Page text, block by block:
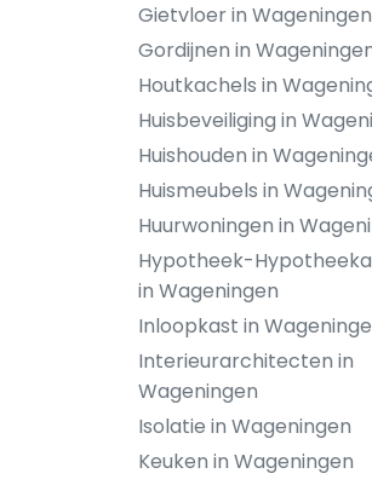
Gietvloer in Wageningen
Gordijnen in
Houtkachels in
Huisbeveiliging in
Huishouden in
Huismeubels in
Huurwoningen in
Hypotheek-
in Wageningen
Inloopkast in
Interieurarchitecten in
Wageningen
Isolatie in Wageningen
Keuken in Wageningen